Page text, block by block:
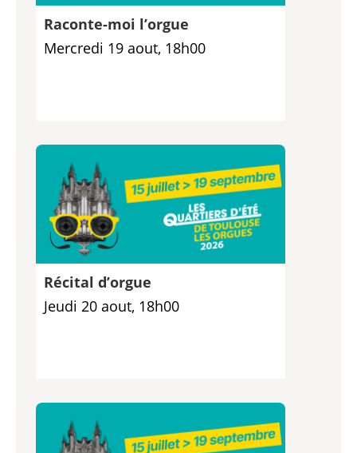
Raconte-moi l’orgue
Mercredi 19 aout, 18h00
Récital d’orgue
Jeudi 20 aout, 18h00